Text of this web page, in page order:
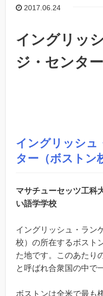
2017.06.24
イングリッ
ジ・センタ
イングリッシュ
ター（ボストン
マサチューセッツ工科
い語学学校
イングリッシュ・ラン
校）の所在するボスト
た地です。このあたり
と呼ばれ合衆国の中で
ボストンは全米で最も